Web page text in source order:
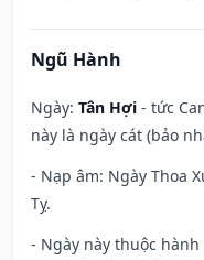
Ngũ Hành
Ngày: Tân Hợi - tức
này là ngày cát (bảo
- Nạp âm: Ngày Thoa
Tỵ.
- Ngày này thuộc